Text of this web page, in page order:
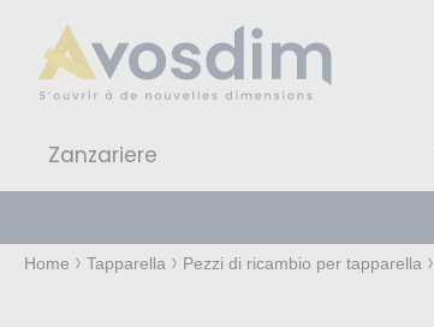
Zanzariere
Home Tapparella Pezzi di ricambio per tapparella